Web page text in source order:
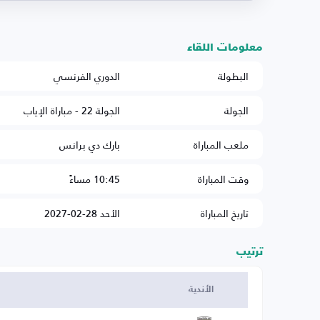
معلومات اللقاء
البطولة
الدوري الفرنسي
الجولة
الجولة 22 - مباراة الإياب
ملعب المباراة
بارك دي برانس
وقت المباراة
10:45 مساءً
تاريخ المباراة
الأحد 28-02-2027
ترتيب
الأندية